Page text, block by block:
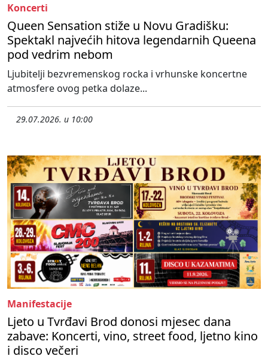
Koncerti
Queen Sensation stiže u Novu Gradišku:
Spektakl najvećih hitova legendarnih Queena
pod vedrim nebom
Ljubitelji bezvremenskog rocka i vrhunske koncertne
atmosfere ovog petka dolaze...
29.07.2026. u 10:00
Manifestacije
Ljeto u Tvrđavi Brod donosi mjesec dana
zabave: Koncerti, vino, street food, ljetno kino
i disco večeri